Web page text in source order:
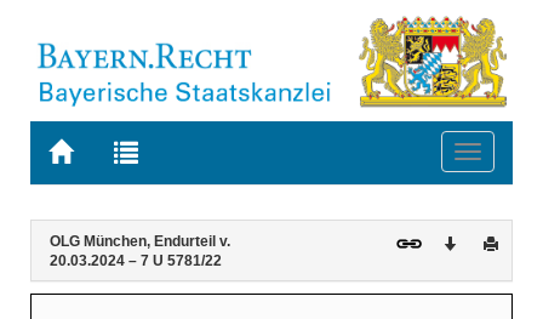
Zur
BAYERN.RECHT
Zur
letzten
Suche
Toggle
Navigation
Inhalt
OLG München, Endurteil v.
20.03.2024 – 7 U 5781/22
Download